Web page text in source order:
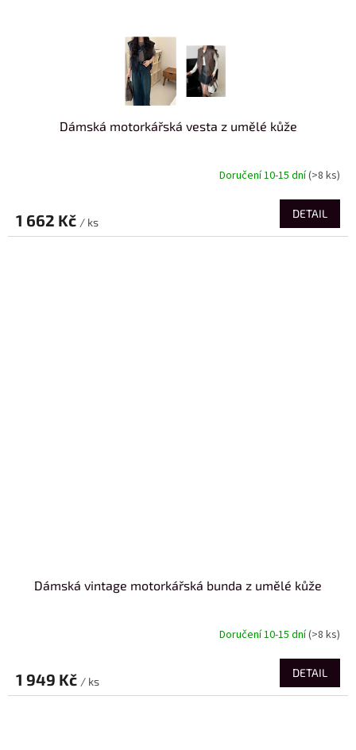
Dámská motorkářská vesta z umělé kůže
Doručení 10-15 dní(>8 ks)
1 662 Kč / ks
DETAIL
Dámská vintage motorkářská bunda z umělé kůže
Doručení 10-15 dní(>8 ks)
1 949 Kč / ks
DETAIL